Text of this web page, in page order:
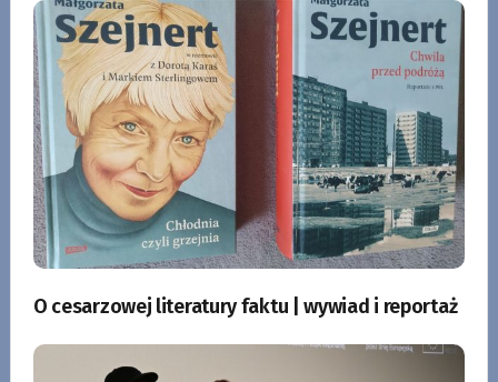
O cesarzowej literatury faktu | wywiad i reportaż